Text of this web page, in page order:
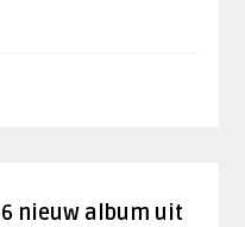
nieuw album uit